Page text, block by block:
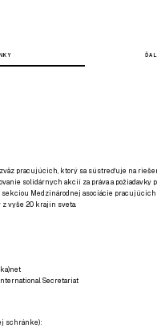
pracujúcich, ktorý sa sústreďuje na
solidárnych akcií za práva a
sekciou Medzinárodnej asociácie pracujúcich
vyše 20 krajín sveta.
Secretariat
schránke):